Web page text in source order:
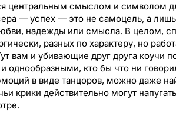
центральным смыслом и символом
— успех — это не самоцель, а лишь
надежды или смысла. В целом,
разных по характеру, но
вам и убивающие друг друга коучи
однообразными, кто бы что ни
в виде танцоров, можно даже
крики действительно могут